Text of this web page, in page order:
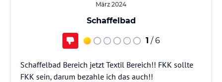
März 2024
Schaffelbad
1 / 6
Schaffelbad Bereich jetzt Textil Bereich!! FKK sollte
FKK sein, darum bezahle ich das auch!!